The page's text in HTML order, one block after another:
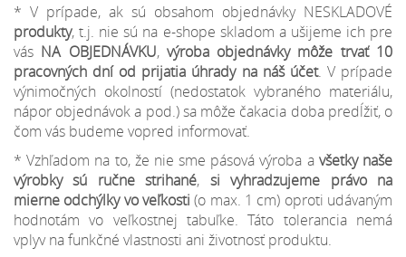
* V prípade, ak sú obsahom objednávky NESKLADOVÉ
produkty, t.j. nie sú na e-shope skladom a ušijeme ich pre
vás NA OBJEDNÁVKU, výroba objednávky môže trvať 10
pracovných dní od prijatia úhrady na náš účet. V prípade
výnimočných okolností (nedostatok vybraného materiálu,
nápor objednávok a pod.) sa môže čakacia doba predĺžiť, o
čom vás budeme vopred informovať.
* Vzhľadom na to, že nie sme pásová výroba a všetky naše
výrobky sú ručne strihané, si vyhradzujeme právo na
mierne odchýlky vo veľkosti (o max. 1 cm) oproti udávaným
hodnotám vo veľkostnej tabuľke. Táto tolerancia nemá
vplyv na funkčné vlastnosti ani životnosť produktu.